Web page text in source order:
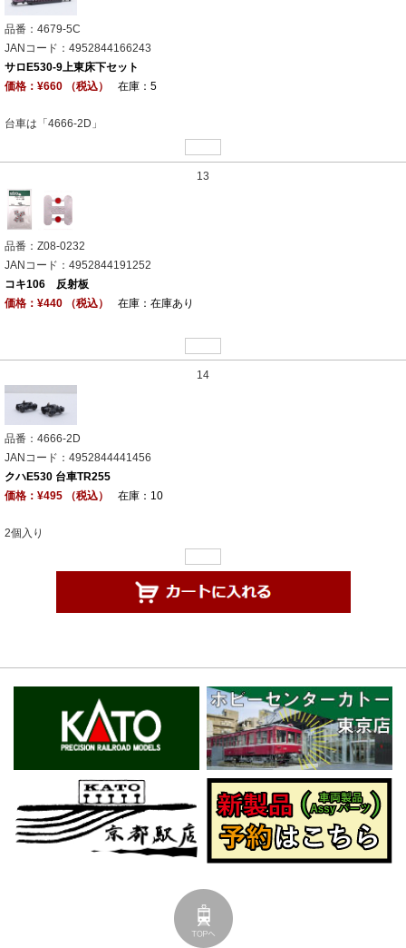
品番：4679-5C
JANコード：4952844166243
サロE530-9上東床下セット
価格：¥660 （税込）
在庫：5
台車は「4666-2D」
13
品番：Z08-0232
JANコード：4952844191252
コキ106 反射板
価格：¥440 （税込）
在庫：在庫あり
14
品番：4666-2D
JANコード：4952844441456
クハE530 台車TR255
価格：¥495 （税込）
在庫：10
2個入り